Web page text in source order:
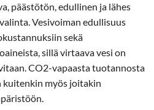
päästötön, edullinen ja lähes
Vesivoiman edullisuus
sekä
sillä virtaava vesi on
CO2-vapaasta tuotannosta
myös joitakin